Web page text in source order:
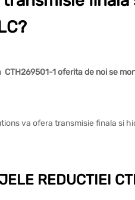
CTH269501-1 oferita de noi se
va ofera transmisie finala si
REDUCTIEI